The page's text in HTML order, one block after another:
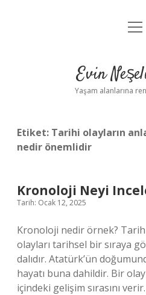
Yasal
Evin
Yaşam alanlarına
Etiket: Tarihi olayların
nedir önemlidir
Kronoloji Neyi
Tarih: Ocak 12, 2025
Kronoloji nedir örnek?
olayları tarihsel bir sıraya
dalıdır. Atatürk’ün
hayatı buna dahildir. Bir
içindeki gelişim sırasını